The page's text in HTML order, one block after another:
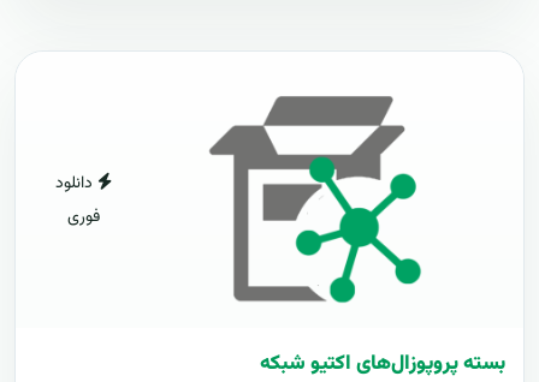
دانلود
فوری
بسته پروپوزال‌های اکتیو شبکه